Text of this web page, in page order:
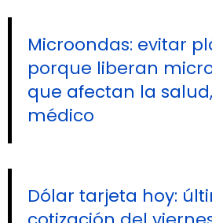
Microondas: evitar
porque liberan
que afectan la
médico
Dólar tarjeta hoy: